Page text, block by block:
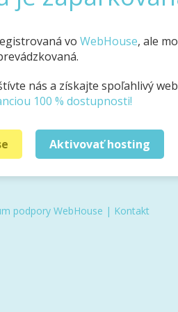
vo WebHouse, ale
nás a získajte spoľahlivý
100 % dostupnosti!
Aktivovať hosting
podpory WebHouse | Kontakt